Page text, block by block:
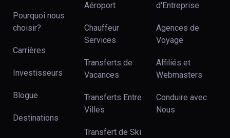
Pourquoi nous
choisir?
Carrières
Investisseurs
Blogue
Destinations
Aéroport
Chauffeur
Services
Transferts de
Vacances
Transferts Entre
Villes
Transfert de Ski
d'Entreprise
Agences de
Voyage
Affiliés et
Webmasters
Conduire avec
Nous